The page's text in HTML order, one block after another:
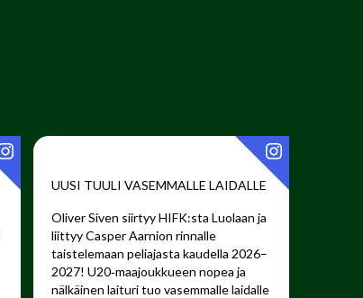
UUSI TUULI VASEMMALLE LAIDALLE ️
Oliver Siven siirtyy HIFK:sta Luolaan ja
liittyy Casper Aarnion rinnalle
taistelemaan peliajasta kaudella 2026–
2027! U20‑maajoukkueen nopea ja
nälkäinen laituri tuo vasemmalle laidalle